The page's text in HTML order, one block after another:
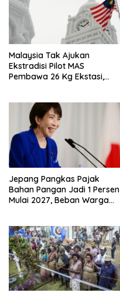
Malaysia Tak Ajukan
Ekstradisi Pilot MAS
Pembawa 26 Kg Ekstasi,
Jepang Pangkas Pajak
Bahan Pangan Jadi 1 Persen
Mulai 2027, Beban Warga